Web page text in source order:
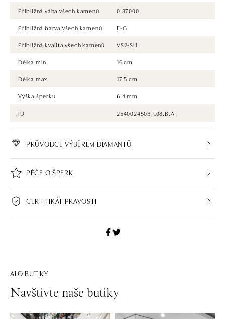
Přibližná váha všech kamenů
0.87000
Přibližná barva všech kamenů
F-G
Přibližná kvalita všech kamenů
VS2-Si1
Délka min
16 cm
Délka max
17.5 cm
Výška šperku
6.4 mm
ID
254002450B.L08.B.A
PRŮVODCE VÝBĚREM DIAMANTŮ
PÉČE O ŠPERK
CERTIFIKÁT PRAVOSTI
ALO BUTIKY
Navštivte naše butiky